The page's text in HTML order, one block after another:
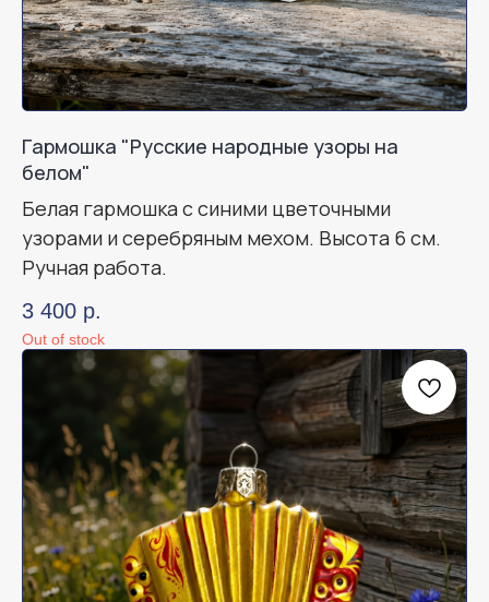
Гармошка "Русские народные узоры на
белом"
Белая гармошка с синими цветочными
узорами и серебряным мехом. Высота 6 см.
Ручная работа.
3 400 р.
Out of stock